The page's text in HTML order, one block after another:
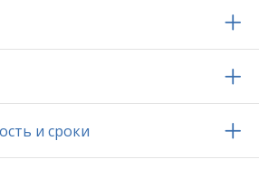
и сроки